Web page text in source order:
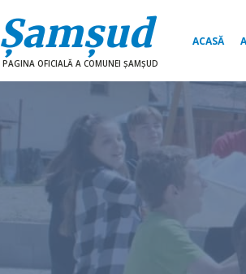
Şamşud
PAGINA OFICIALĂ A COMUNEI ŞAMŞUD
ACASĂ